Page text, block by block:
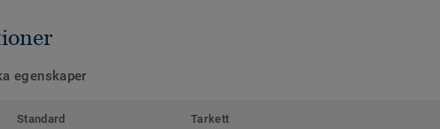
egenskaper
Standard Tarkett